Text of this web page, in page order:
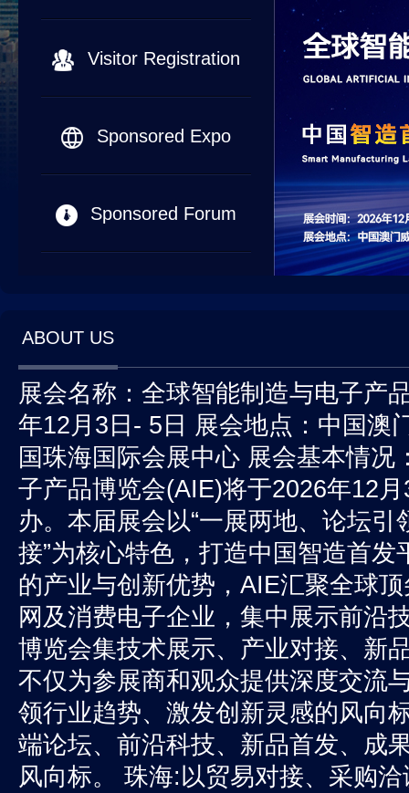
Visitor Registration
Sponsored Expo
Sponsored Forum
ABOUT US
展会名称：全球智能制造与电子产
年12月3日- 5日 展会地点：中国澳
国珠海国际会展中心 展会基本情况
子产品博览会(AIE)将于2026年12
办。本届展会以“一展两地、论坛
接”为核心特色，打造中国智造首发
的产业与创新优势，AIE汇聚全球
网及消费电子企业，集中展示前沿
博览会集技术展示、产业对接、新
不仅为参展商和观众提供深度交流
领行业趋势、激发创新灵感的风向
端论坛、前沿科技、新品首发、成
风向标。 珠海:以贸易对接、采购